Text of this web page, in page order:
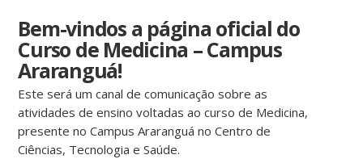
Bem-vindos a página oficial do
Curso de Medicina – Campus
Araranguá!
Este será um canal de comunicação sobre as
atividades de ensino voltadas ao curso de Medicina,
presente no Campus Araranguá no Centro de
Ciências, Tecnologia e Saúde.